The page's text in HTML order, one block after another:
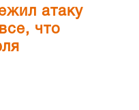
атаку
что